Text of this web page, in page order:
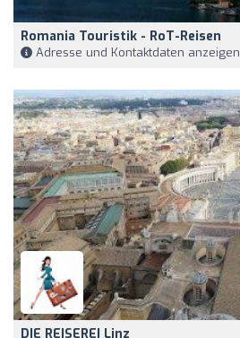
Romania Touristik - RoT-Reisen
Adresse und Kontaktdaten anzeigen
DIE REISEREI Linz